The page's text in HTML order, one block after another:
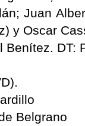
Juan
y Oscar
Benítez. DT:
Belgrano